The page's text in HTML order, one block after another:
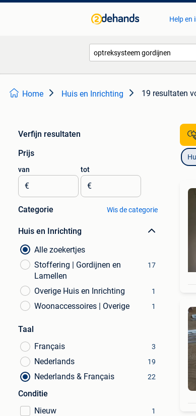
Help en
Home Huis en Inrichting 19 resultaten
Verfijn resultaten
Prijs
van
€
tot
€
Categorie Wis de categorie
Huis en Inrichting
Alle zoekertjes
Stoffering | Gordijnen en
Lamellen
17
Overige Huis en Inrichting 1
Woonaccessoires | Overige 1
Taal
Français
3
Nederlands 19
Nederlands & Français 22
Conditie
Nieuw
1